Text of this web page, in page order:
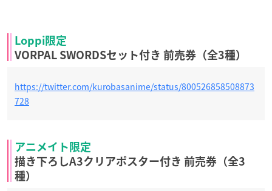
Loppi限定
VORPAL SWORDSセット付き 前売券（全3種）
https://twitter.com/kurobasanime/status/800526858508873
728
アニメイト限定
描き下ろしA3クリアポスター付き 前売券（全3
種）